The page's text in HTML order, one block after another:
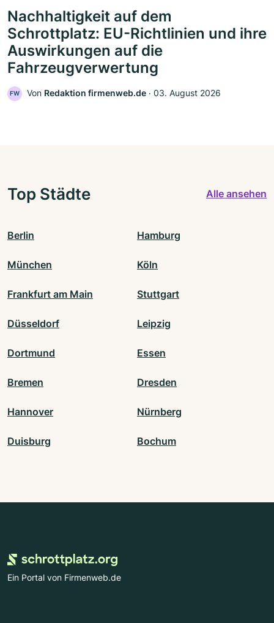
Nachhaltigkeit auf dem
Schrottplatz: EU-Richtlinien und ihre
Auswirkungen auf die
Fahrzeugverwertung
FW Von Redaktion firmenweb.de ‧ 03. August 2026
Top Städte Alle ansehen
Berlin Hamburg
München Köln
Frankfurt am Main Stuttgart
Düsseldorf Leipzig
Dortmund Essen
Bremen Dresden
Hannover Nürnberg
Duisburg Bochum
Ein Portal von Firmenweb.de